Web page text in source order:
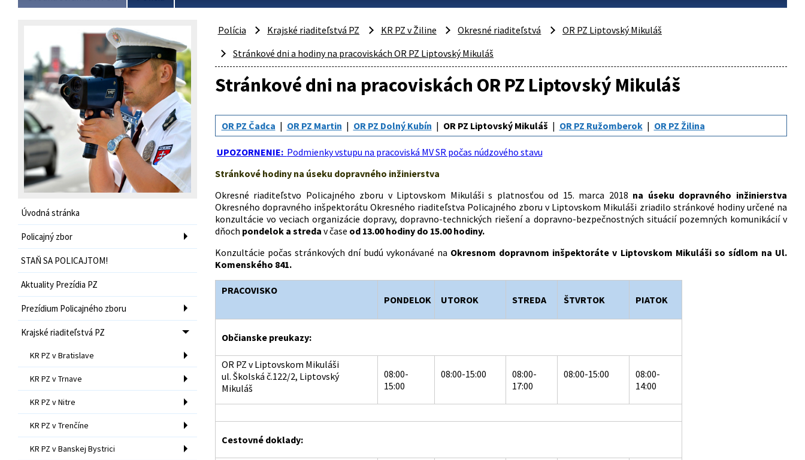
Úvodná stránka
Policajný zbor
STAŇ SA POLICAJTOM!
Aktuality Prezídia PZ
Prezídium Policajného zboru
Krajské riaditeľstvá PZ
KR PZ v Bratislave
KR PZ v Trnave
KR PZ v Nitre
KR PZ v Trenčíne
KR PZ v Banskej Bystrici
Polícia Krajské riaditeľstvá PZ KR PZ v Žiline Okresné riaditeľstvá
OR PZ Liptovský Mikuláš
Stránkové dni a hodiny na pracoviskách OR PZ Liptovský Mikuláš
Stránkové dni na pracoviskách OR PZ Liptovský Mikuláš
OR PZ Čadca OR PZ Martin OR PZ Dolný Kubín OR PZ Liptovský Mikuláš OR PZ Ružomberok OR PZ Žilina
UPOZORNENIE: Podmienky vstupu na pracoviská MV SR počas núdzového stavu
Stránkové hodiny na úseku dopravného inžinierstva
Okresné riaditeľstvo Policajného zboru v Liptovskom Mikuláši s platnosťou od 15. marca 2018 na úseku dopravného inžinierstva
Okresného dopravného inšpektorátu Okresného riaditeľstva Policajného zboru v Liptovskom Mikuláši zriadilo stránkové hodiny určené na
konzultácie vo veciach organizácie dopravy, dopravno-technických riešení a dopravno-bezpečnostných situácií pozemných komunikácií v
dňoch pondelok a streda v čase od 13.00 hodiny do 15.00 hodiny.
Konzultácie počas stránkových dní budú vykonávané na Okresnom dopravnom inšpektoráte v Liptovskom Mikuláši so sídlom na Ul.
Komenského 841.
PRACOVISKO
PONDELOK
UTOROK STREDA ŠTVRTOK PIATOK
Občianske preukazy:
OR PZ v Liptovskom Mikuláši
ul. Školská č.122/2, Liptovský
Mikuláš
08:00-
15:00
08:00-15:00
08:00-
17:00
08:00-15:00
08:00-
14:00
Cestovné doklady: